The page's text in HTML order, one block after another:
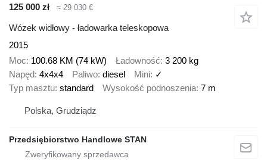
125 000 zł
≈ 29 030 €
Wózek widłowy - ładowarka teleskopowa
2015
Moc 100.68 KM (74 kW) Ładowność 3 200 kg
Napęd 4x4x4 Paliwo diesel Mini ✓
Typ masztu standard Wysokość podnoszenia 7 m
Polska, Grudziądz
Przedsiębiorstwo Handlowe STAN